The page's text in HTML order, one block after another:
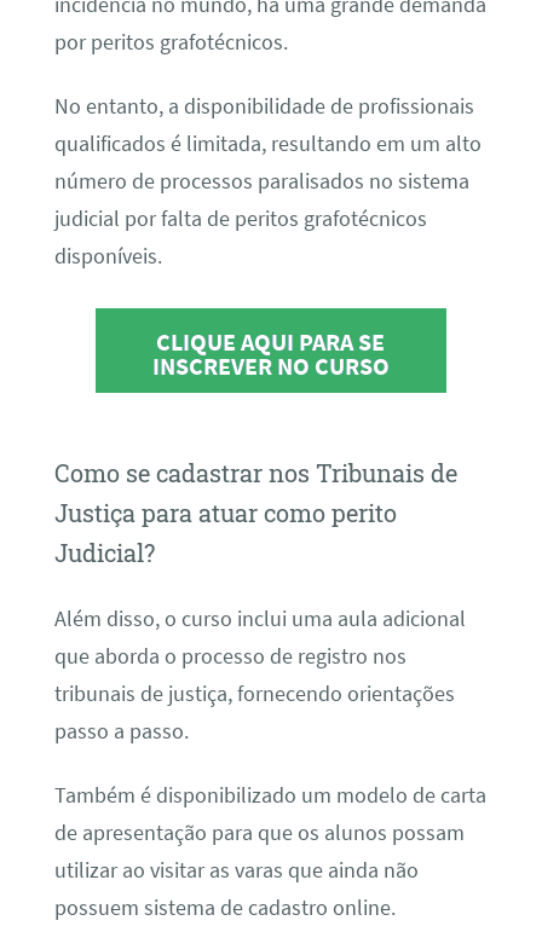
por peritos grafotécnicos.
No entanto, a disponibilidade de profissionais
qualificados é limitada, resultando em um alto
número de processos paralisados no sistema
judicial por falta de peritos grafotécnicos
disponíveis.
CLIQUE AQUI PARA SE
INSCREVER NO CURSO
Como se cadastrar nos Tribunais de
Justiça para atuar como perito
Judicial?
Além disso, o curso inclui uma aula adicional
que aborda o processo de registro nos
tribunais de justiça, fornecendo orientações
passo a passo.
Também é disponibilizado um modelo de carta
de apresentação para que os alunos possam
utilizar ao visitar as varas que ainda não
possuem sistema de cadastro online.